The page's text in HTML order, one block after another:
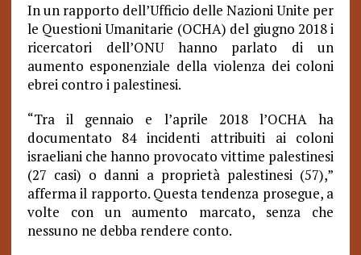
In un rapporto dell’Ufficio delle Nazioni Unite per
le Questioni Umanitarie (OCHA) del giugno 2018 i
ricercatori dell’ONU hanno parlato di un
aumento esponenziale della violenza dei coloni
ebrei contro i palestinesi.
“Tra il gennaio e l’aprile 2018 l’OCHA ha
documentato 84 incidenti attribuiti ai coloni
israeliani che hanno provocato vittime palestinesi
(27 casi) o danni a proprietà palestinesi (57),”
afferma il rapporto. Questa tendenza prosegue, a
volte con un aumento marcato, senza che
nessuno ne debba rendere conto.